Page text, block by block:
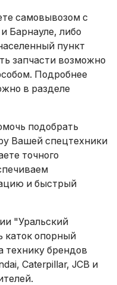
самовывозом с
Барнауле, либо
пункт
запчасти возможно
Подробнее
в разделе
подобрать
Вашей спецтехники
точного
и быстрый
"Уральский
каток опорный
технику брендов
Caterpillar, JCB и